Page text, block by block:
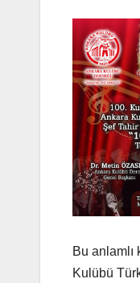
Bu anlamlı
Kulübü